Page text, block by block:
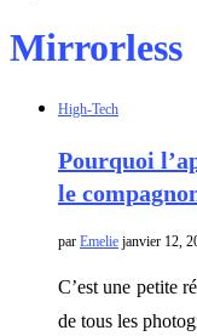
Mirrorless
High-Tech
Pourquoi
le
par Emelie janvier 12,
C’est une petite
de tous les